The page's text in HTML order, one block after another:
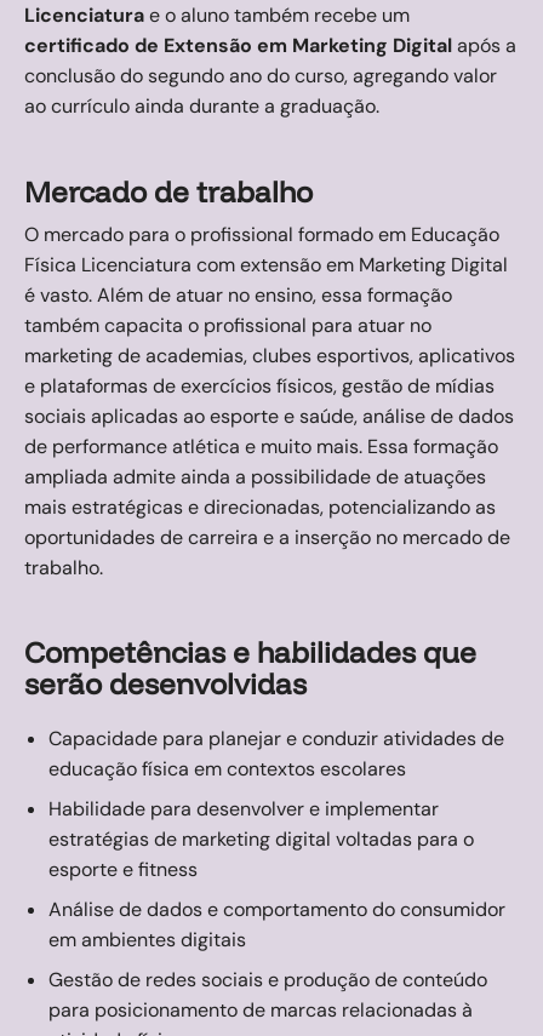
Licenciaturae o aluno também recebe um
certificado de Extensão em Marketing Digitalapós a
conclusão do segundo ano do curso, agregando valor
ao currículo ainda durante a graduação.
Mercado de trabalho
O mercado para o profissional formado em Educação
Física Licenciatura com extensão em Marketing Digital
é vasto. Além de atuar no ensino, essa formação
também capacita o profissional para atuar no
marketing de academias, clubes esportivos, aplicativos
e plataformas de exercícios físicos, gestão de mídias
sociais aplicadas ao esporte e saúde, análise de dados
de performance atlética e muito mais. Essa formação
ampliada admite ainda a possibilidade de atuações
mais estratégicas e direcionadas, potencializando as
oportunidades de carreira e a inserção no mercado de
trabalho.
Competências e habilidades que
serão desenvolvidas
Capacidade para planejar e conduzir atividades de
educação física em contextos escolares
Habilidade para desenvolver e implementar
estratégias de marketing digital voltadas para o
esporte e fitness
Análise de dados e comportamento do consumidor
em ambientes digitais
Gestão de redes sociais e produção de conteúdo
para posicionamento de marcas relacionadas à